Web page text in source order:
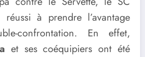
réussi à prendre l’avantage
confrontation. En effet,
et ses coéquipiers ont été